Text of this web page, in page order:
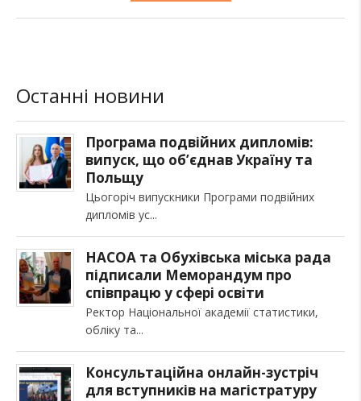
Останні новини
Програма подвійних дипломів:
випуск, що об’єднав Україну та
Польщу
Цьогоріч випускники Програми подвійних
дипломів ус
НАСОА та Обухівська міська рада
підписали Меморандум про
співпрацю у сфері освіти
Ректор Національної академії статистики,
обліку та
Консультаційна онлайн-зустріч
для вступників на магістратуру